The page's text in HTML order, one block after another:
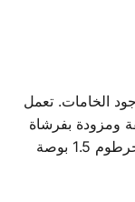
الخامات. تعمل
ومزودة بفرشاة